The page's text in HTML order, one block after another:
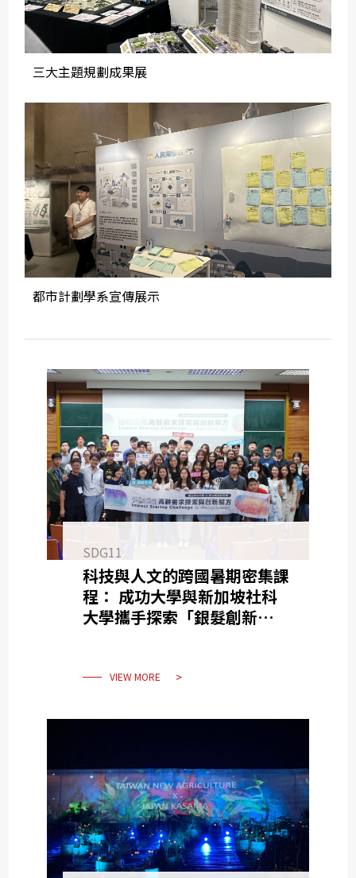
三大主題規劃成果展
都市計劃學系宣傳展示
SDG11
科技與人文的跨國暑期密集課
程： 成功大學與新加坡社科
大學攜手探索「銀髮創新」的
VIEW MORE